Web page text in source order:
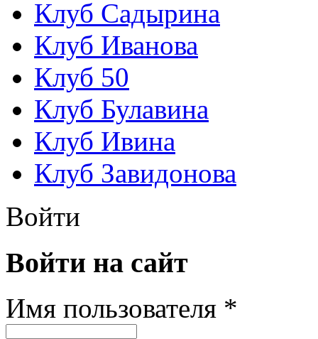
Клуб Садырина
Клуб Иванова
Клуб 50
Клуб Булавина
Клуб Ивина
Клуб Завидонова
Войти
Войти на сайт
Имя пользователя *